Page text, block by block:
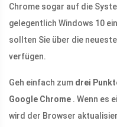
Chrome sogar auf die
gelegentlich Windows 10
sollten Sie über die
verfügen.
Geh einfach zum drei
Google Chrome . Wenn es
wird der Browser